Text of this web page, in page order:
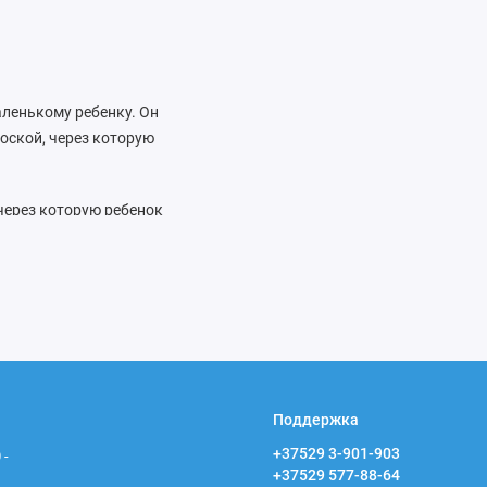
ребенку. Он
через которую
которую ребенок
периодического
а также облегчить
будет
-
Поддержка
+37529 3-901-903
+37529 577-88-64